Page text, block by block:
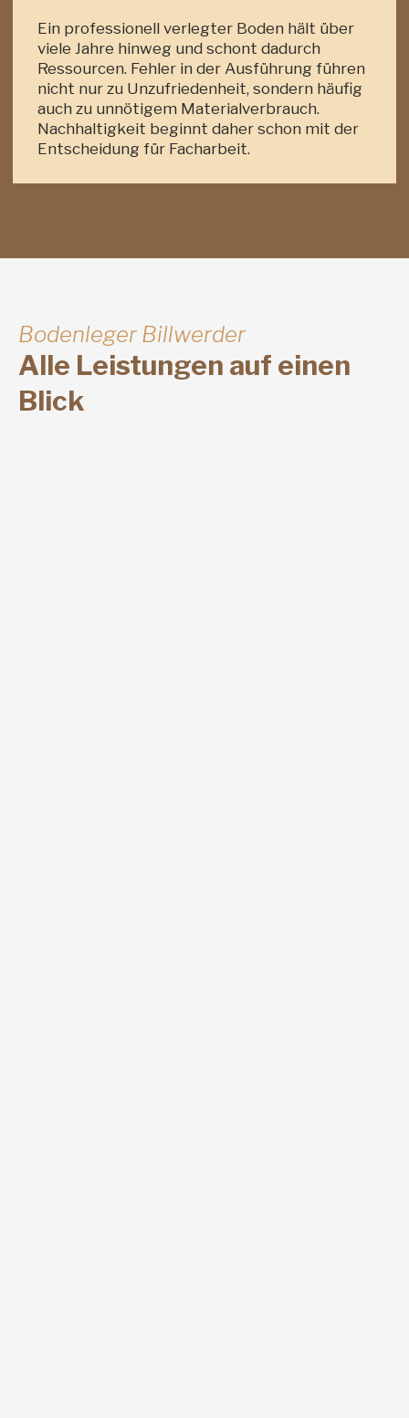
Ein professionell verlegter Boden hält über
viele Jahre hinweg und schont dadurch
Ressourcen. Fehler in der Ausführung führen
nicht nur zu Unzufriedenheit, sondern häufig
auch zu unnötigem Materialverbrauch.
Nachhaltigkeit beginnt daher schon mit der
Entscheidung für Facharbeit.
Bodenleger Billwerder
Alle Leistungen auf einen
Blick